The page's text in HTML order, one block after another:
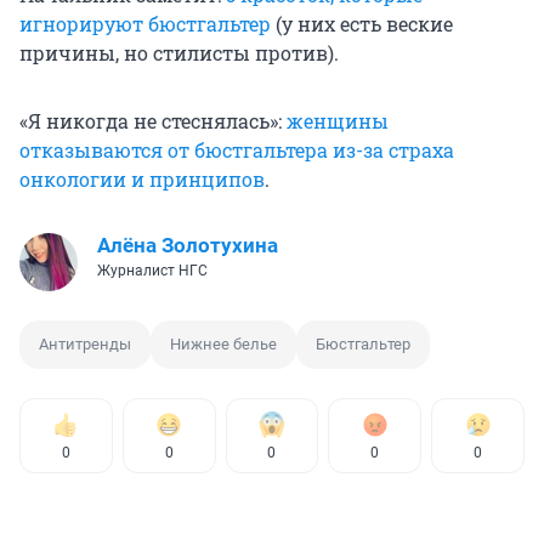
игнорируют бюстгальтер (у них есть веские
причины, но стилисты против).
«Я никогда не стеснялась»:женщины
отказываются от бюстгальтера из-за страха
онкологии и принципов.
Алёна Золотухина
Журналист НГС
Антитренды Нижнее белье Бюстгальтер
0 0 0 0 0